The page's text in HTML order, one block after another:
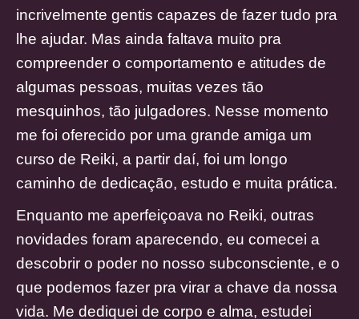
incrivelmente gentis capazes de fazer tudo pra
lhe ajudar. Mas ainda faltava muito pra
compreender o comportamento e atitudes de
algumas pessoas, muitas vezes tão
mesquinhos, tão julgadores. Nesse momento
me foi oferecido por uma grande amiga um
curso de Reiki, a partir daí, foi um longo
caminho de dedicação, estudo e muita prática.
Enquanto me aperfeiçoava no Reiki, outras
novidades foram aparecendo, eu comecei a
descobrir o poder no nosso subconsciente, e o
que podemos fazer pra virar a chave da nossa
vida. Me dediquei de corpo e alma, estudei